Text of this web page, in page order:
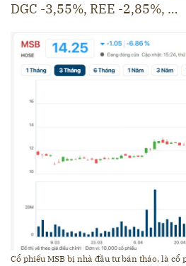
DGC -3,55%, REE -2,85%, …
Cổ phiếu MSB bị nhà đầu tư bán tháo, là